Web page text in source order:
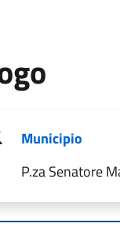
Municipio
P.za Senatore